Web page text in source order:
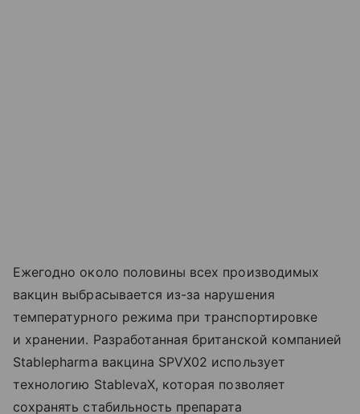
Ежегодно около половины всех производимых
вакцин выбрасывается из-за нарушения
температурного режима при транспортировке
и хранении. Разработанная британской компанией
Stablepharma вакцина SPVX02 использует
технологию StablevaX, которая позволяет
сохранять стабильность препарата